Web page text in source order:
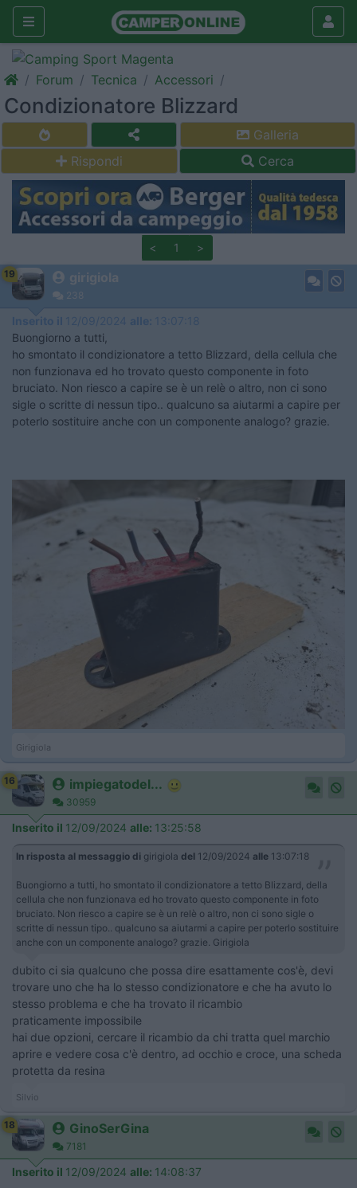
Forum Tecnica Accessori
Condizionatore Blizzard
Galleria
Rispondi
Cerca
< 1 >
19 girigiola
238
Inserito il 12/09/2024 alle: 13:07:18
Buongiorno a tutti,
ho smontato il condizionatore a tetto Blizzard, della cellula che
non funzionava ed ho trovato questo componente in foto
bruciato. Non riesco a capire se è un relè o altro, non ci sono
sigle o scritte di nessun tipo.. qualcuno sa aiutarmi a capire per
poterlo sostituire anche con un componente analogo? grazie.
Girigiola
16 impiegatodel...
30959
Inserito il 12/09/2024 alle: 13:25:58
In risposta al messaggio di girigiola del 12/09/2024 alle 13:07:18
Buongiorno a tutti, ho smontato il condizionatore a tetto Blizzard, della
cellula che non funzionava ed ho trovato questo componente in foto
bruciato. Non riesco a capire se è un relè o altro, non ci sono sigle o
scritte di nessun tipo.. qualcuno sa aiutarmi a capire per poterlo sostituire
anche con un componente analogo? grazie. Girigiola
dubito ci sia qualcuno che possa dire esattamente cos'è, devi
trovare uno che ha lo stesso condizionatore e che ha avuto lo
stesso problema e che ha trovato il ricambio
praticamente impossibile
hai due opzioni, cercare il ricambio da chi tratta quel marchio
aprire e vedere cosa c'è dentro, ad occhio e croce, una scheda
protetta da resina
Silvio
18 GinoSerGina
7181
Inserito il 12/09/2024 alle: 14:08:37